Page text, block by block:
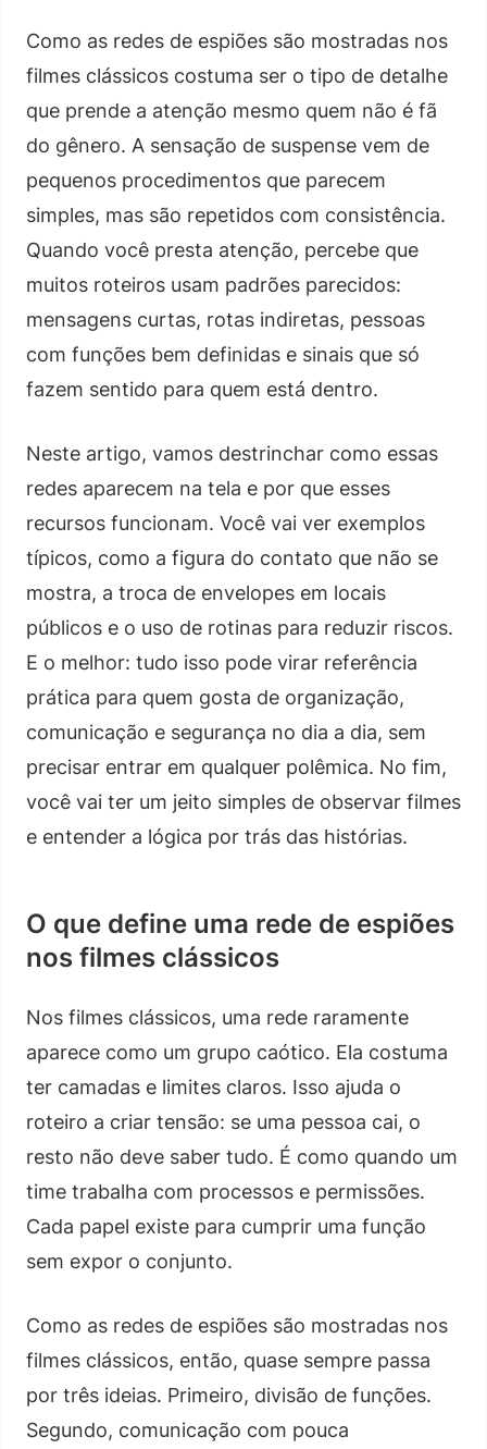
Como as redes de espiões são mostradas nos
filmes clássicos costuma ser o tipo de detalhe
que prende a atenção mesmo quem não é fã
do gênero. A sensação de suspense vem de
pequenos procedimentos que parecem
simples, mas são repetidos com consistência.
Quando você presta atenção, percebe que
muitos roteiros usam padrões parecidos:
mensagens curtas, rotas indiretas, pessoas
com funções bem definidas e sinais que só
fazem sentido para quem está dentro.
Neste artigo, vamos destrinchar como essas
redes aparecem na tela e por que esses
recursos funcionam. Você vai ver exemplos
típicos, como a figura do contato que não se
mostra, a troca de envelopes em locais
públicos e o uso de rotinas para reduzir riscos.
E o melhor: tudo isso pode virar referência
prática para quem gosta de organização,
comunicação e segurança no dia a dia, sem
precisar entrar em qualquer polêmica. No fim,
você vai ter um jeito simples de observar filmes
e entender a lógica por trás das histórias.
O que define uma rede de espiões
nos filmes clássicos
Nos filmes clássicos, uma rede raramente
aparece como um grupo caótico. Ela costuma
ter camadas e limites claros. Isso ajuda o
roteiro a criar tensão: se uma pessoa cai, o
resto não deve saber tudo. É como quando um
time trabalha com processos e permissões.
Cada papel existe para cumprir uma função
sem expor o conjunto.
Como as redes de espiões são mostradas nos
filmes clássicos, então, quase sempre passa
por três ideias. Primeiro, divisão de funções.
Segundo, comunicação com pouca